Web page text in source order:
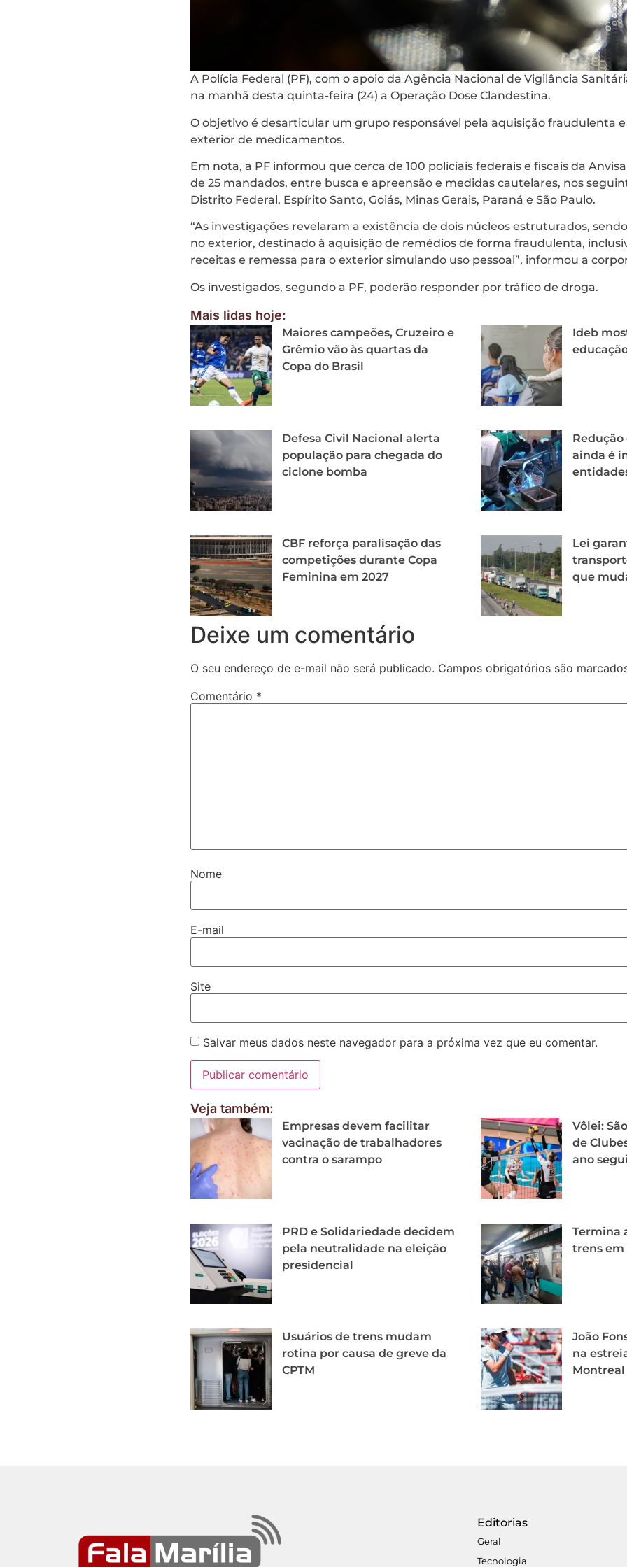
A Polícia Federal (PF), com o apoio da Agência Nacional de Vigilância
na manhã desta quinta-feira (24) a Operação Dose Clandestina.
O objetivo é desarticular um grupo responsável pela aquisição fraudulenta
exterior de medicamentos.
Em nota, a PF informou que cerca de 100 policiais federais e fiscais da
de 25 mandados, entre busca e apreensão e medidas cautelares, nos
Distrito Federal, Espírito Santo, Goiás, Minas Gerais, Paraná e São Paulo.
“As investigações revelaram a existência de dois núcleos estruturados,
no exterior, destinado à aquisição de remédios de forma fraudulenta,
receitas e remessa para o exterior simulando uso pessoal”, informou a
Os investigados, segundo a PF, poderão responder por tráfico de droga.
Mais lidas hoje:
Maiores campeões, Cruzeiro e
Grêmio vão às quartas da
Copa do Brasil
Ideb
Defesa Civil Nacional alerta
população para chegada do
ciclone bomba
ainda é
CBF reforça paralisação das
competições durante Copa
Feminina em 2027
Lei
que
Deixe um comentário
O seu endereço de e-mail não será publicado. Campos obrigatórios são
Comentário *
Nome
E-mail
Site
Salvar meus dados neste navegador para a próxima vez que eu comentar.
Veja também:
Empresas devem facilitar
vacinação de trabalhadores
contra o sarampo
Vôlei:
de
ano
PRD e Solidariedade decidem
pela neutralidade na eleição
presidencial
Termina
trens em
Usuários de trens mudam
rotina por causa de greve da
CPTM
João
na
Montreal
Editorias
Geral
Tecnologia